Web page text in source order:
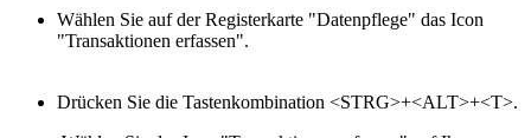
Wählen Sie auf der Registerkarte "Datenpflege" das Icon
"Transaktionen erfassen".
Drücken Sie die Tastenkombination <STRG>+<ALT>+<T>.